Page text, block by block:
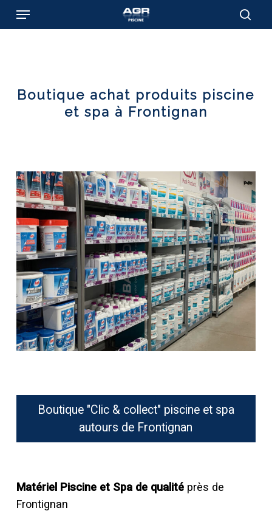
Menu
Boutique achat produits piscine
et spa à Frontignan
Boutique "Clic & collect" piscine et spa
autours de Frontignan
Matériel Piscine et Spa de qualité près de
Frontignan